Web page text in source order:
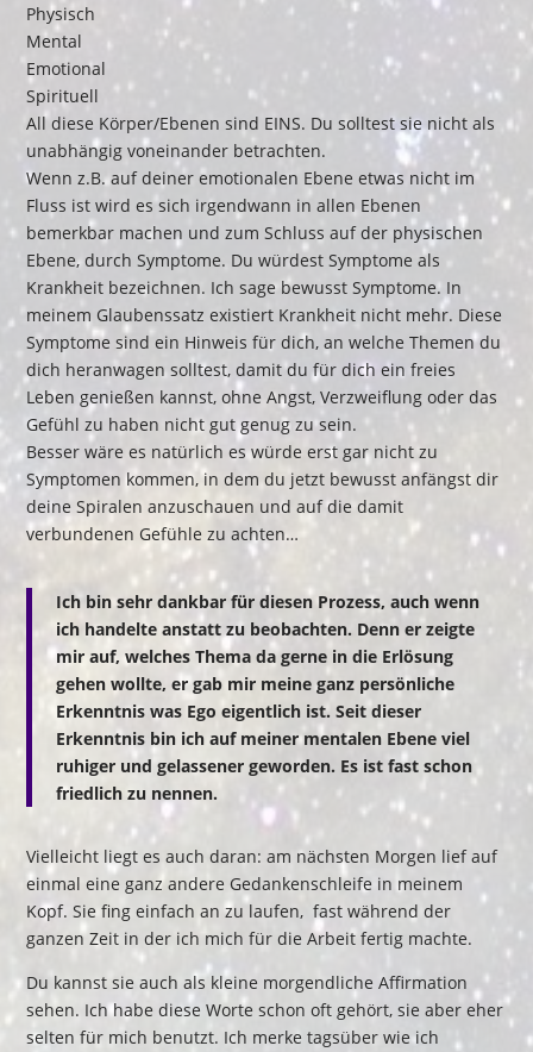
Physisch
Mental
Emotional
Spirituell
All diese Körper/Ebenen sind EINS. Du solltest sie nicht als
unabhängig voneinander betrachten.
Wenn z.B. auf deiner emotionalen Ebene etwas nicht im
Fluss ist wird es sich irgendwann in allen Ebenen
bemerkbar machen und zum Schluss auf der physischen
Ebene, durch Symptome. Du würdest Symptome als
Krankheit bezeichnen. Ich sage bewusst Symptome. In
meinem Glaubenssatz existiert Krankheit nicht mehr. Diese
Symptome sind ein Hinweis für dich, an welche Themen du
dich heranwagen solltest, damit du für dich ein freies
Leben genießen kannst, ohne Angst, Verzweiflung oder das
Gefühl zu haben nicht gut genug zu sein.
Besser wäre es natürlich es würde erst gar nicht zu
Symptomen kommen, in dem du jetzt bewusst anfängst dir
deine Spiralen anzuschauen und auf die damit
verbundenen Gefühle zu achten…
Ich bin sehr dankbar für diesen Prozess, auch wenn
ich handelte anstatt zu beobachten. Denn er zeigte
mir auf, welches Thema da gerne in die Erlösung
gehen wollte, er gab mir meine ganz persönliche
Erkenntnis was Ego eigentlich ist.Seit dieser
Erkenntnis bin ich auf meiner mentalen Ebene viel
ruhiger und gelassener geworden. Es ist fast schon
friedlich zu nennen.
Vielleicht liegt es auch daran: am nächsten Morgen lief auf
einmal eine ganz andere Gedankenschleife in meinem
Kopf. Sie fing einfach an zu laufen, fast während der
ganzen Zeit in der ich mich für die Arbeit fertig machte.
Du kannst sie auch als kleine morgendliche Affirmation
sehen. Ich habe diese Worte schon oft gehört, sie aber eher
selten für mich benutzt. Ich merke tagsüber wie ich